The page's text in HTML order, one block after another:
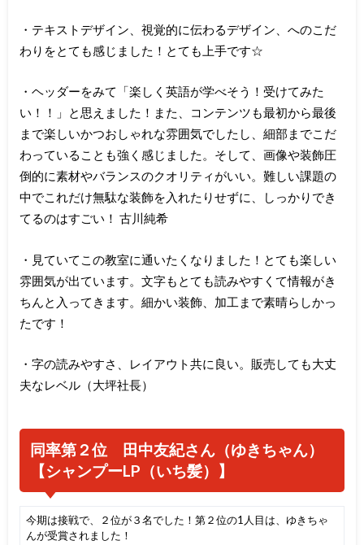
・テキストデザイン、視覚的に伝わるデザイン、へのこだ
わりをとても感じました！とても上手です☆
・ヘッダーをみて「楽しく英語が学べそう！受けてみた
い！！」と思えました！また、コンテンツも最初から最後
まで楽しいかつおしゃれな雰囲気でしたし、細部までこだ
わっていることも強く感じました。そして、画像や装飾圧
倒的に素材やバランスのクオリティがいい。難しい課題の
中でこれだけ無駄な装飾を入れたりせずに、しっかりでき
てるのはすごい！ 古川純希
・見ていてこの教室に通いたくなりました！とても楽しい
雰囲気が出ています。文字もとても読みやすくて情報がき
ちんと入ってきます。細かい装飾、加工まで素晴らしかっ
たです！
・字の読みやすさ、レイアウト共に良い。販売しても大丈
夫なレベル（大坪社長）
同率第２位 田中友紀さん（ゆきちゃん）
【シャンプーLP（いち髪） 】
今期は接戦で、２位が３名でした！第２位の1人目は、ゆきちゃ
んが受賞されました！